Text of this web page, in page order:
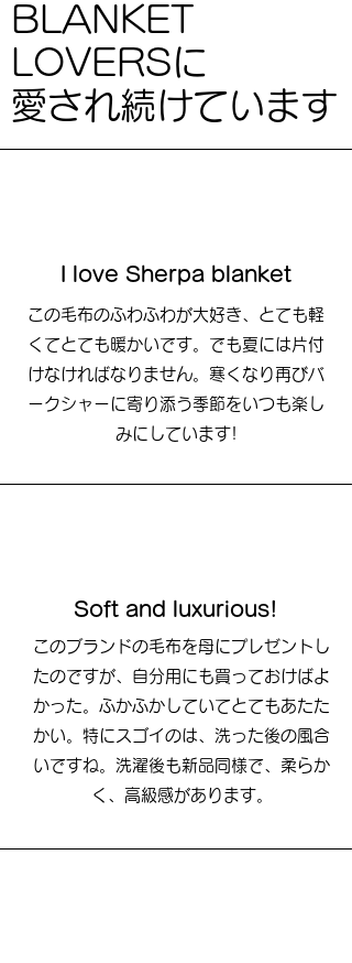
BLANKET
LOVERSに
​愛され続けています
I love Sherpa blanket
この毛布のふわふわが大好き、とても軽
くてとても暖かいです。でも夏には片付
けなければなりません。寒くなり再びバ
ークシャーに寄り添う季節をいつも楽し
みにしています!
Soft and luxurious!
このブランドの毛布を母にプレゼントし
たのですが、自分用にも買っておけばよ
かった。ふかふかしていてとてもあたた
かい。特にスゴイのは、洗った後の風合
いですね。洗濯後も新品同様で、柔らか
く、高級感があります。